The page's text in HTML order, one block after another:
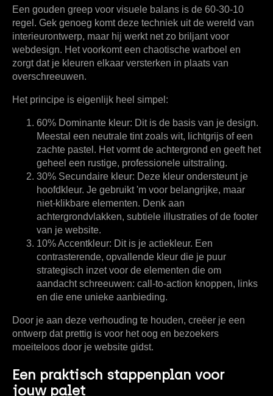
Een gouden greep voor visuele balans is de 60-30-10
regel . Gek genoeg komt deze techniek uit de wereld van
interieurontwerp, maar hij werkt net zo briljant voor
webdesign. Het voorkomt een chaotische warboel en
zorgt dat je kleuren elkaar versterken in plaats van
overschreeuwen.
Het principe is eigenlijk heel simpel:
60% Dominante kleur: Dit is de basis van je design.
Meestal een neutrale tint zoals wit, lichtgrijs of een
zachte pastel. Het vormt de achtergrond en geeft het
geheel een rustige, professionele uitstraling.
30% Secundaire kleur: Deze kleur ondersteunt je
hoofdkleur. Je gebruikt 'm voor belangrijke, maar
niet-klikbare elementen. Denk aan
achtergrondvlakken, subtiele illustraties of de footer
van je website.
10% Accentkleur: Dit is je actiekleur. Een
contrasterende, opvallende kleur die je puur
strategisch inzet voor de elementen die om
aandacht schreeuwen: call-to-action knoppen, links
en die ene unieke aanbieding.
Door je aan deze verhouding te houden, creëer je een
ontwerp dat prettig is voor het oog en bezoekers
moeiteloos door je website gidst.
Een praktisch stappenplan voor
jouw palet